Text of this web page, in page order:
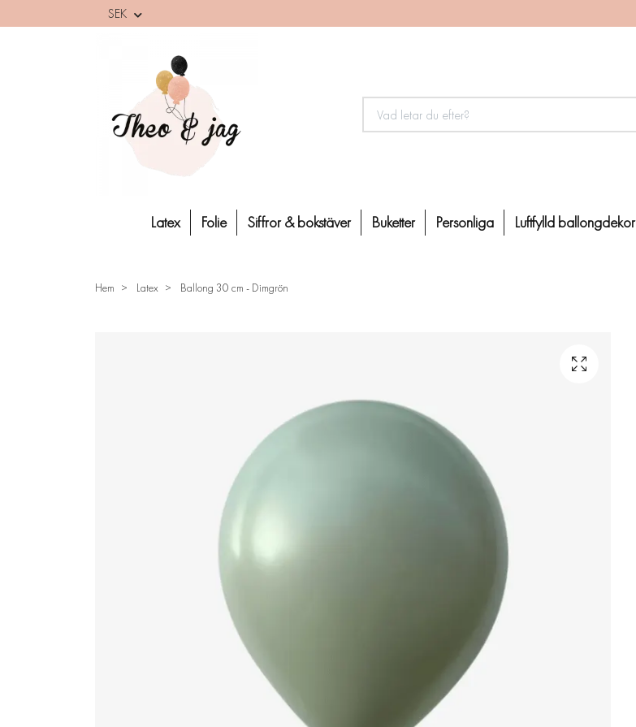
SEK
Latex Folie Siffror & bokstäver Buketter Personliga Luftfylld ballongdekor
Hem Latex Ballong 30 cm - Dimgrön